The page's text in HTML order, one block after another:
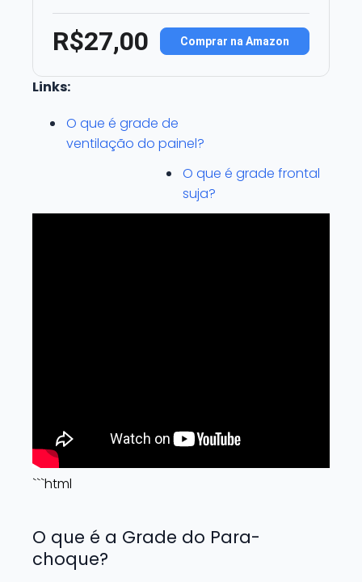
R$27,00 Comprar na Amazon
Links:
O que é grade de
ventilação do painel?
O que é grade frontal
suja?
```html
O que é a Grade do Para-
choque?